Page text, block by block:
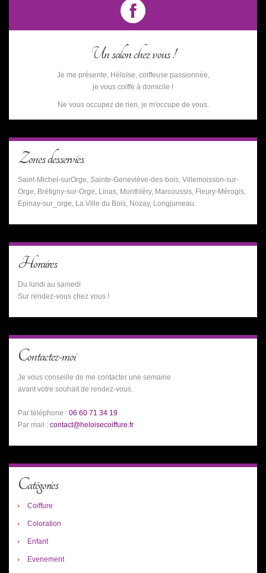
Un salon chez vous !
Je me présente, Héloïse, coiffeuse passionnée,
je vous coiffe à domicile !
Ne vous occupez de rien, je m'occupe de vous.
Zones desservies
Saint-Michel-surOrge, Sainte-Geneviève-des-bois, Villemoisson-sur-
Orge, Brétigny-sur-Orge, Linas, Monthléry, Marcoussis, Fleury-Mérogis,
Epinay-sur_orge, La Ville du Bois, Nozay, Longjumeau.
Horaires
Du lundi au samedi
Sur rendez-vous chez vous !
Contactez-moi
Je vous conseille de me contacter une semaine
avant votre souhait de rendez-vous.
Par téléphone : 06 60 71 34 19
Par mail : contact@heloisecoiffure.fr
Catégories
Coiffure
Coloration
Enfant
Evenement